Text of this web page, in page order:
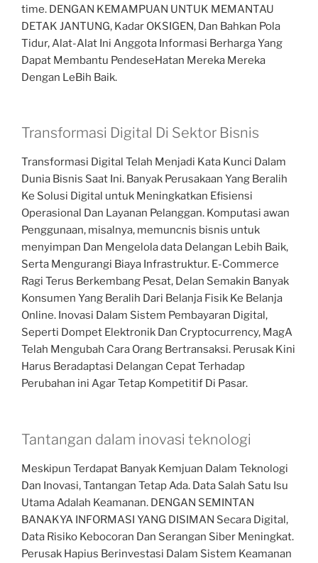
time. DENGAN KEMAMPUAN UNTUK MEMANTAU
DETAK JANTUNG, Kadar OKSIGEN, Dan Bahkan Pola
Tidur, Alat-Alat Ini Anggota Informasi Berharga Yang
Dapat Membantu PendeseHatan Mereka Mereka
Dengan LeBih Baik.
Transformasi Digital Di Sektor Bisnis
Transformasi Digital Telah Menjadi Kata Kunci Dalam
Dunia Bisnis Saat Ini. Banyak Perusakaan Yang Beralih
Ke Solusi Digital untuk Meningkatkan Efisiensi
Operasional Dan Layanan Pelanggan. Komputasi awan
Penggunaan, misalnya, memuncnis bisnis untuk
menyimpan Dan Mengelola data Delangan Lebih Baik,
Serta Mengurangi Biaya Infrastruktur. E-Commerce
Ragi Terus Berkembang Pesat, Delan Semakin Banyak
Konsumen Yang Beralih Dari Belanja Fisik Ke Belanja
Online. Inovasi Dalam Sistem Pembayaran Digital,
Seperti Dompet Elektronik Dan Cryptocurrency, MagA
Telah Mengubah Cara Orang Bertransaksi. Perusak Kini
Harus Beradaptasi Delangan Cepat Terhadap
Perubahan ini Agar Tetap Kompetitif Di Pasar.
Tantangan dalam inovasi teknologi
Meskipun Terdapat Banyak Kemjuan Dalam Teknologi
Dan Inovasi, Tantangan Tetap Ada. Data Salah Satu Isu
Utama Adalah Keamanan. DENGAN SEMINTAN
BANAKYA INFORMASI YANG DISIMAN Secara Digital,
Data Risiko Kebocoran Dan Serangan Siber Meningkat.
Perusak Hapius Berinvestasi Dalam Sistem Keamanan